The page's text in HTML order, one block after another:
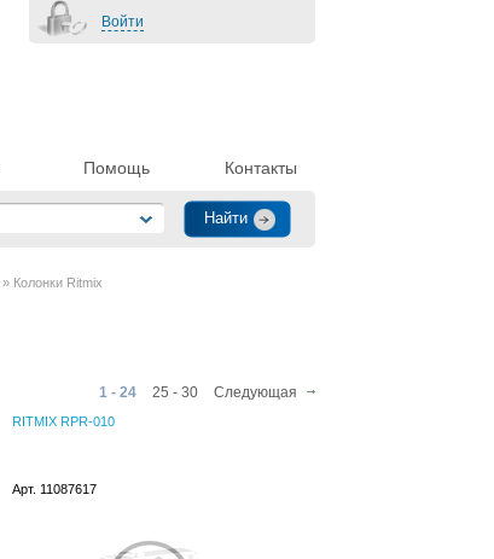
Помощь Контакты
Войти
» Колонки Ritmix
1 - 24 25 - 30 Следующая
RITMIX RPR-010
Арт. 11087617